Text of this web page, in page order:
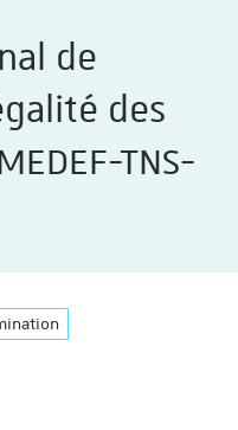
de
des
TNS-